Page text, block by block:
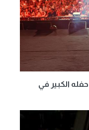
الكبير في